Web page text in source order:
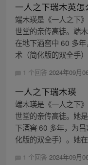
一人之下瑞木英怎
端木瑛是《一人之下
世堂的亲传高徒。端
在地下酒窖中 60 多
术（简化版的双全手
1 个回答 2024年09月
一人之下瑞木瑛
端木瑛是《一人之下
世堂的亲传高徒。她
下酒窖 60 多年，为
化版的双全手）。她
1 个回答 2024年09月